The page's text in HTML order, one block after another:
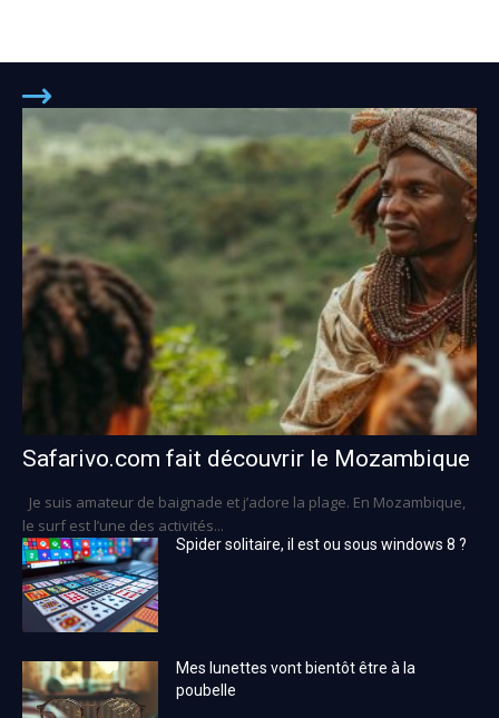
Safarivo.com fait découvrir le Mozambique
Je suis amateur de baignade et j’adore la plage. En Mozambique,
le surf est l’une des activités...
Spider solitaire, il est ou sous windows 8 ?
Mes lunettes vont bientôt être à la
poubelle